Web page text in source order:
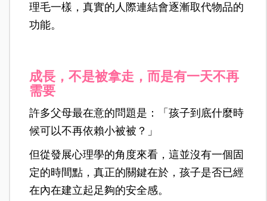
理毛一樣，真實的人際連結會逐漸取代物品的
功能。
成長，不是被拿走，而是有一天不再
需要
許多父母最在意的問題是：「孩子到底什麼時
候可以不再依賴小被被？」
但從發展心理學的角度來看，這並沒有一個固
定的時間點，真正的關鍵在於，孩子是否已經
在內在建立起足夠的安全感。